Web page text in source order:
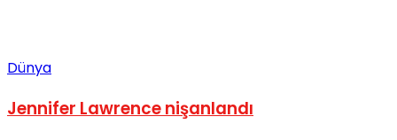
Dünya
Jennifer Lawrence nişanlandı